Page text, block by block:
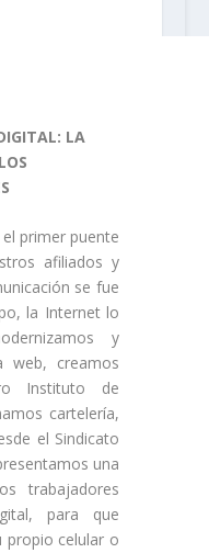
LA
primer puente
afiliados y
se fue
la Internet lo
y
web, creamos
Instituto de
cartelería,
el Sindicato
una
trabajadores
para que
propio celular o